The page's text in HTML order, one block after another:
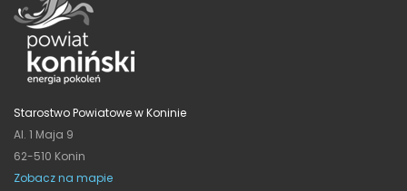
Starostwo Powiatowe w Koninie
Al. 1 Maja 9
62-510 Konin
Zobacz na mapie